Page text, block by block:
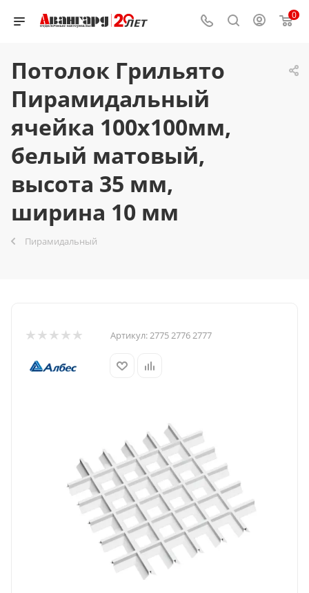
0
Потолок Грильято
Пирамидальный
ячейка 100х100мм,
белый матовый,
высота 35 мм,
ширина 10 мм
Пирамидальный
Артикул:2775 2776 2777